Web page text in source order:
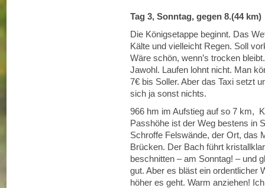
Tag 3, Sonntag, gegen 8.(44 km)
Die Königsetappe beginnt. Das
Kälte und vielleicht Regen. Soll
Wäre schön, wenn’s trocken
Jawohl. Laufen lohnt nicht. Man
7€ bis Soller. Aber das Taxi setzt
sich ja sonst nichts.
966 hm im Aufstieg auf so 7 km,
Passhöhe ist der Weg bestens in
Schroffe Felswände, der Ort, das
Brücken. Der Bach führt
beschnitten – am Sonntag! – und
gut. Aber es bläst ein ordentlicher
höher es geht. Warm anziehen!